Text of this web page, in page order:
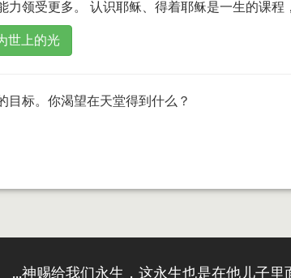
力领受更多。 认识耶稣、得着耶稣是一生的课程
世上的光
目标。你渴望在天堂得到什么？
...神赐给我们永生，这永生也是在他儿子